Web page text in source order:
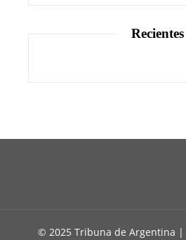
Recientes
© 2025 Tribuna de Argentina |